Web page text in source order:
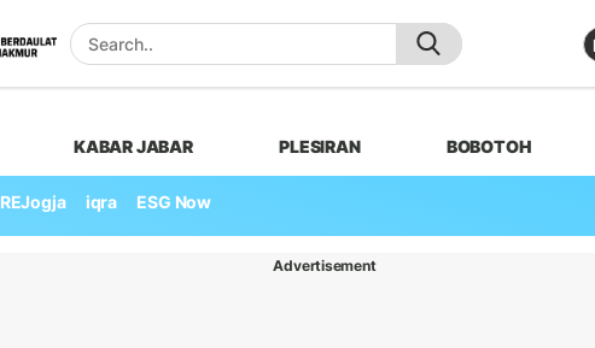
KABAR JABAR PLESIRAN BOBOTOH
REJogja iqra ESG Now
Advertisement